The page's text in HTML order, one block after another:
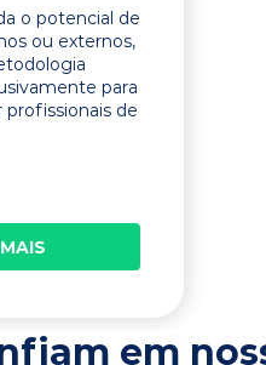
o potencial de
ou externos,
para
profissionais de
em